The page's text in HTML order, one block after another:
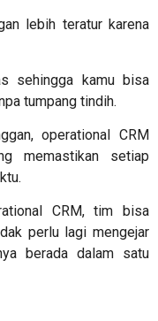
lebih teratur karena
sehingga kamu bisa
tumpang tindih.
operational CRM
memastikan setiap
CRM, tim bisa
perlu lagi mengejar
berada dalam satu